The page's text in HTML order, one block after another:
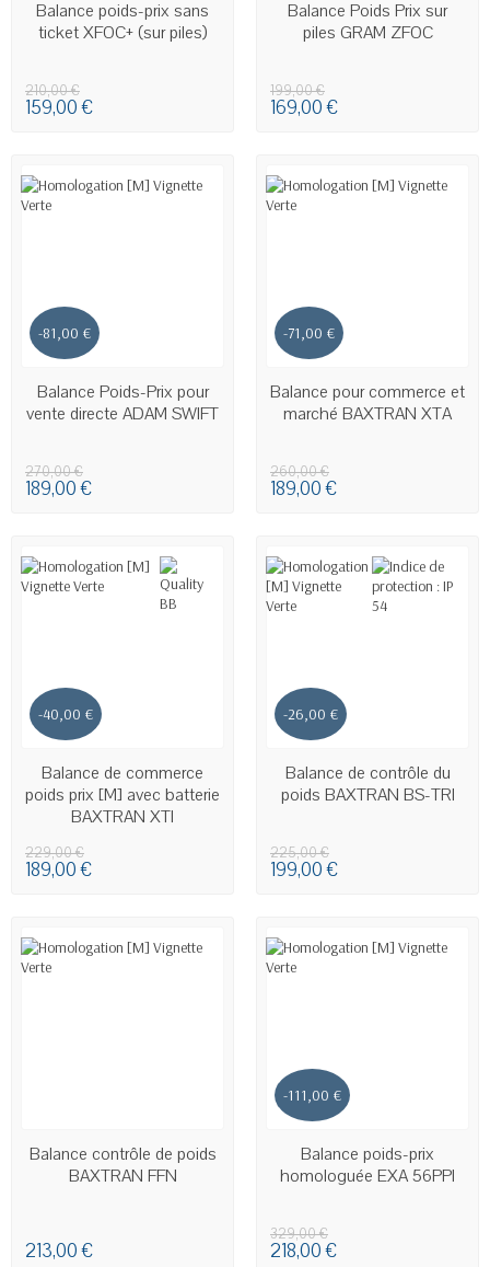
EN STOCK
Balance poids-prix sans
ticket XFOC+ (sur piles)
210,00 €
159,00 €
EN STOCK
Balance Poids Prix sur
piles GRAM ZFOC
199,00 €
169,00 €
-81,00 €
EN STOCK
Balance Poids-Prix pour
vente directe ADAM SWIFT
270,00 €
189,00 €
-71,00 €
EN STOCK
Balance pour commerce et
marché BAXTRAN XTA
260,00 €
189,00 €
-40,00 €
EN STOCK
Balance de commerce
poids prix [M] avec batterie
BAXTRAN XTI
229,00 €
189,00 €
-26,00 €
EN STOCK
Balance de contrôle du
poids BAXTRAN BS-TRI
225,00 €
199,00 €
Balance contrôle de poids
BAXTRAN FFN
213,00 €
-111,00 €
EN STOCK
Balance poids-prix
homologuée EXA 56PPI
329,00 €
218,00 €